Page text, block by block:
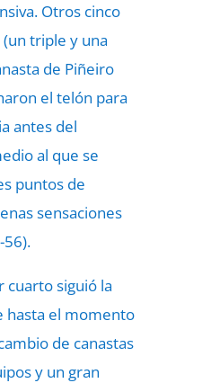
Otros cinco
triple y una
de Piñeiro
el telón para
antes del
al que se
puntos de
sensaciones
cuarto siguió la
hasta el momento
de canastas
y un gran